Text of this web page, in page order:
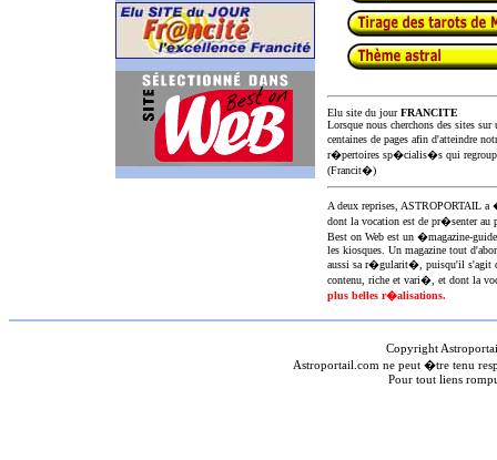
Elu site du jourFRANCITE
Lorsque nous cherchons des sites
centaines de pages afin d'atteindre
r�pertoires sp�cialis�s qui
(Francit�)
A deux reprises,
dont la vocation est de pr�senter au
Best on Web est un �magazine-
les kiosques. Un magazine tout
aussi sa r�gularit�, puisqu'il s'agit
contenu, riche et vari�, et dont la
plus belles r�alisations.
Copyright
Astroportail.com ne peut �tre tenu
Pour tout liens